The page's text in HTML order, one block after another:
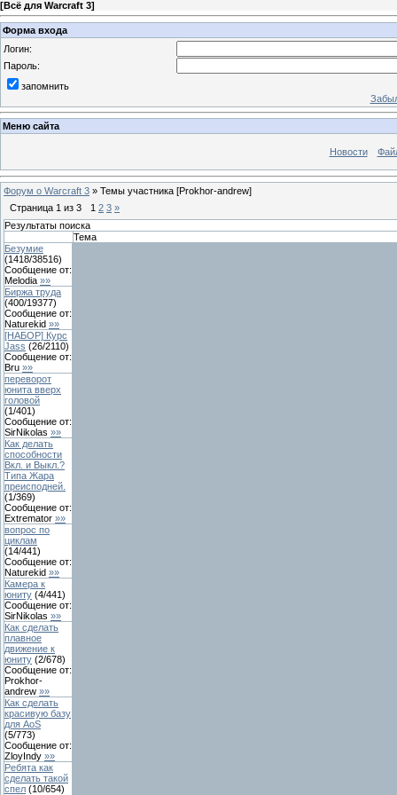
[Всё для Warcraft 3]
Форма входа
Логин:
Пароль:
запомнить
Меню сайта
Новости
Форум о Warcraft 3 » Темы участника [Prokhor-andrew]
Страница 1 из 3 1 2 3 »
Результаты поиска
Тема
Безумие
(1418/38516)
Сообщение от:
Melodia »»
Биржа труда
(400/19377)
Сообщение от:
Naturekid »»
[НАБОР] Курс
Jass (26/2110)
Сообщение от:
Bru »»
переворот
юнита вверх
головой
(1/401)
Сообщение от:
SirNikolas »»
Как делать
способности
Вкл. и Выкл.?
Типа Жара
преисподней.
(1/369)
Сообщение от:
Extremator »»
вопрос по
циклам
(14/441)
Сообщение от:
Naturekid »»
Камера к
юниту (4/441)
Сообщение от:
SirNikolas »»
Как сделать
плавное
движение к
юниту (2/678)
Сообщение от:
Prokhor-
andrew »»
Как сделать
красивую базу
для AoS
(5/773)
Сообщение от:
ZloyIndy »»
Ребята как
сделать такой
спел (10/654)